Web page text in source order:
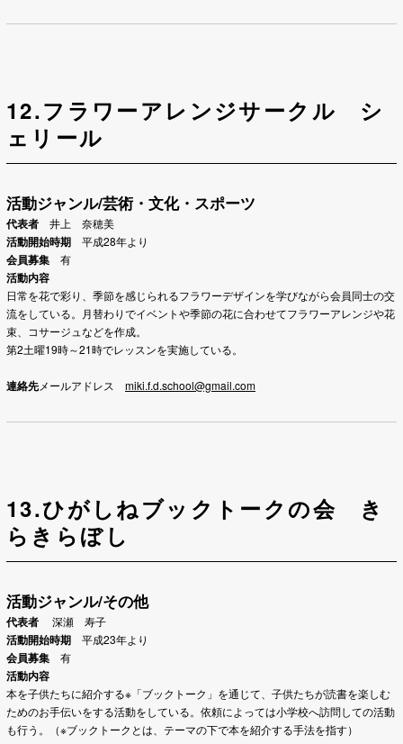
12.フラワーアレンジサークル シ
ェリール
活動ジャンル/芸術・文化・スポーツ
代表者 井上 奈穂美
活動開始時期 平成28年より
会員募集 有
活動内容
日常を花で彩り、季節を感じられるフラワーデザインを学びながら会員同士の交
流をしている。月替わりでイベントや季節の花に合わせてフラワーアレンジや花
束、
コサージュなどを作成。
第2土曜19時～21時でレッスンを実施している。
連絡先メールアドレス miki.f.d.school@gmail.com
13.ひがしねブックトークの会 き
らきらぼし
活動ジャンル/その他
代表者 深瀬 寿子
活動開始時期 平成23年より
会員募集 有
活動内容
本を子供たちに紹介する※「ブックトーク」を通じて、子供たちが読書を楽しむ
ためのお手伝いをする活動をしている。依頼によっては小学校へ訪問しての活動
も行う。（※ブックトークとは、テーマの下で本を紹介する手法を指す）